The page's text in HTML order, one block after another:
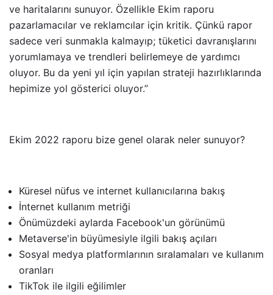
ve haritalarını sunuyor. Özellikle Ekim raporu
pazarlamacılar ve reklamcılar için kritik. Çünkü rapor
sadece veri sunmakla kalmayıp; tüketici davranışlarını
yorumlamaya ve trendleri belirlemeye de yardımcı
oluyor. Bu da yeni yıl için yapılan strateji hazırlıklarında
hepimize yol gösterici oluyor.”
Ekim 2022 raporu bize genel olarak neler sunuyor?
Küresel nüfus ve internet kullanıcılarına bakış
İnternet kullanım metriği
Önümüzdeki aylarda Facebook'un görünümü
Metaverse'in büyümesiyle ilgili bakış açıları
Sosyal medya platformlarının sıralamaları ve kullanım
oranları
TikTok ile ilgili eğilimler